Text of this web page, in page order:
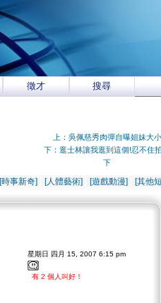
徵才 搜尋
上：吳佩慈秀肉彈自曝姐妹大小
下：逛士林讓我逛到這個!忍不住
下
[時事新奇] [人體藝術] [遊戲動漫] [其他
星期日 四月 15, 2007 6:15 pm
有 2 個人叫好！